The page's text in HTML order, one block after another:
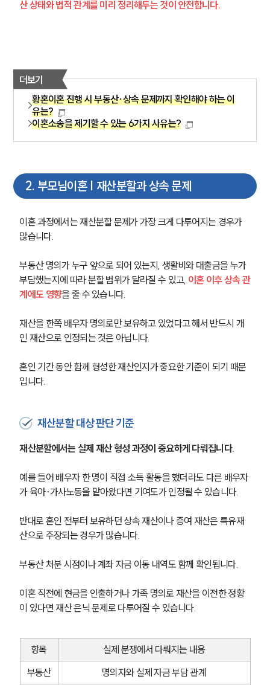
산 상태와 법적 관계를 미리 정리해두는 것이 안전합니다.
더보기
황혼이혼 진행 시 부동산·상속 문제까지 확인해야 하는 이
유는?
이혼소송을 제기할 수 있는 6가지 사유는?
2. 부모님이혼 | 재산분할과 상속 문제
이혼 과정에서는 재산분할 문제가 가장 크게 다투어지는 경우가
많습니다.
부동산 명의가 누구 앞으로 되어 있는지, 생활비와 대출금을 누가
부담했는지에 따라 분할 범위가 달라질 수 있고, 이혼 이후 상속 관
계에도 영향을 줄 수 있습니다.
재산을 한쪽 배우자 명의로만 보유하고 있었다고 해서 반드시 개
인 재산으로 인정되는 것은 아닙니다.
혼인 기간 동안 함께 형성한 재산인지가 중요한 기준이 되기 때문
입니다.
재산분할 대상 판단 기준
재산분할에서는 실제 재산 형성 과정이 중요하게 다뤄집니다.
예를 들어 배우자 한 명이 직접 소득 활동을 했더라도 다른 배우자
가 육아·가사노동을 맡아왔다면 기여도가 인정될 수 있습니다.
반대로 혼인 전부터 보유하던 상속 재산이나 증여 재산은 특유재
산으로 주장되는 경우가 많습니다.
부동산 처분 시점이나 계좌 자금 이동 내역도 함께 확인됩니다.
이혼 직전에 현금을 인출하거나 가족 명의로 재산을 이전한 정황
이 있다면 재산 은닉 문제로 다투어질 수 있습니다.
항목
실제 분쟁에서 다뤄지는 내용
부동산
명의자와 실제 자금 부담 관계